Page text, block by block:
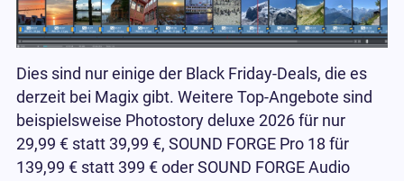
Dies sind nur einige der Black Friday-Deals, die es
derzeit bei Magix gibt. Weitere Top-Angebote sind
beispielsweise Photostory deluxe 2026 für nur
29,99 € statt 39,99 €, SOUND FORGE Pro 18 für
139,99 € statt 399 € oder SOUND FORGE Audio